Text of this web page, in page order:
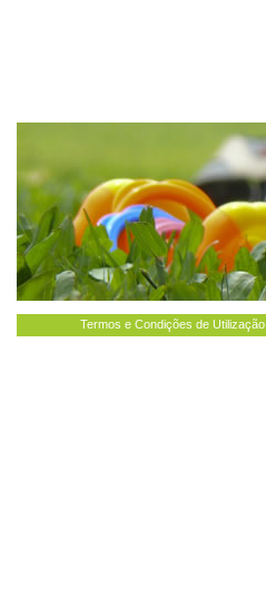
Termos e Condições de Utilização